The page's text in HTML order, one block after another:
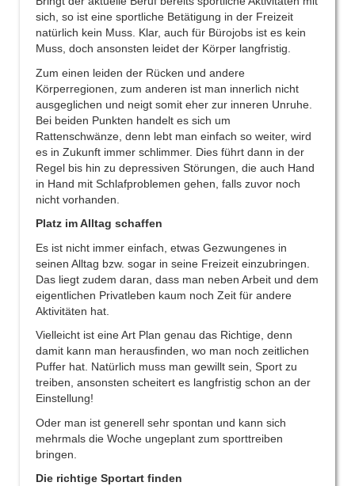
sich, so ist eine sportliche Betätigung in der Freizeit
natürlich kein Muss. Klar, auch für Bürojobs ist es kein
Muss, doch ansonsten leidet der Körper langfristig.
Zum einen leiden der Rücken und andere
Körperregionen, zum anderen ist man innerlich nicht
ausgeglichen und neigt somit eher zur inneren Unruhe.
Bei beiden Punkten handelt es sich um
Rattenschwänze, denn lebt man einfach so weiter, wird
es in Zukunft immer schlimmer. Dies führt dann in der
Regel bis hin zu depressiven Störungen, die auch Hand
in Hand mit Schlafproblemen gehen, falls zuvor noch
nicht vorhanden.
Platz im Alltag schaffen
Es ist nicht immer einfach, etwas Gezwungenes in
seinen Alltag bzw. sogar in seine Freizeit einzubringen.
Das liegt zudem daran, dass man neben Arbeit und dem
eigentlichen Privatleben kaum noch Zeit für andere
Aktivitäten hat.
Vielleicht ist eine Art Plan genau das Richtige, denn
damit kann man herausfinden, wo man noch zeitlichen
Puffer hat. Natürlich muss man gewillt sein, Sport zu
treiben, ansonsten scheitert es langfristig schon an der
Einstellung!
Oder man ist generell sehr spontan und kann sich
mehrmals die Woche ungeplant zum sporttreiben
bringen.
Die richtige Sportart finden